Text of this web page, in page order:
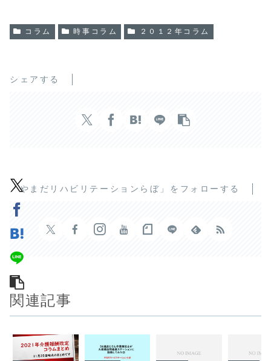
コラム 時事コラム ２０１２年コラム
シェアする
「やまだリハビリテーションらぼ」をフォローする
関連記事